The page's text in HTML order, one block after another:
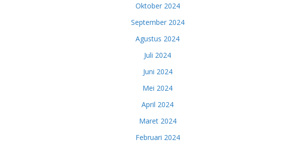
Oktober 2024
September 2024
Agustus 2024
Juli 2024
Juni 2024
Mei 2024
April 2024
Maret 2024
Februari 2024